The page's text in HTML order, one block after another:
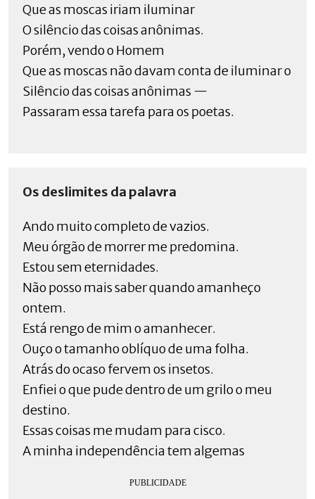
Que as moscas iriam iluminar
O silêncio das coisas anônimas.
Porém, vendo o Homem
Que as moscas não davam conta de iluminar o
Silêncio das coisas anônimas —
Passaram essa tarefa para os poetas.
Os deslimites da palavra
Ando muito completo de vazios.
Meu órgão de morrer me predomina.
Estou sem eternidades.
Não posso mais saber quando amanheço
ontem.
Está rengo de mim o amanhecer.
Ouço o tamanho oblíquo de uma folha.
Atrás do ocaso fervem os insetos.
Enfiei o que pude dentro de um grilo o meu
destino.
Essas coisas me mudam para cisco.
A minha independência tem algemas